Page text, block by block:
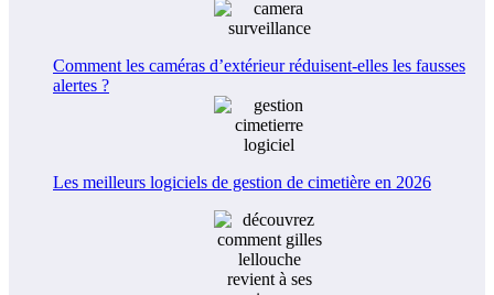
Comment les caméras d’extérieur réduisent-elles les fausses
alertes ?
Les meilleurs logiciels de gestion de cimetière en 2026